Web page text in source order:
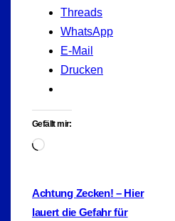
Threads
WhatsApp
E-Mail
Drucken
Gefällt mir:
Wird
Achtung Zecken! – Hier
lauert die Gefahr für